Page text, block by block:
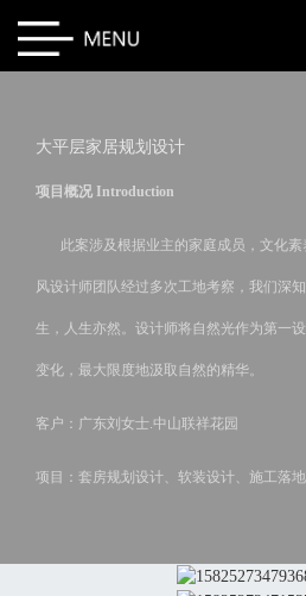
大平层家居规划设计
项目概况 Introduction
此案涉及根据业主的家庭成员，文化素
风设计师团队经过多次工地考察，我们深
生，人生亦然。设计师将自然光作为第一
变化，最大限度地汲取自然的精华。
客户：广东刘女士.中山联祥花园
项目：套房规划设计、软装设计、施工落